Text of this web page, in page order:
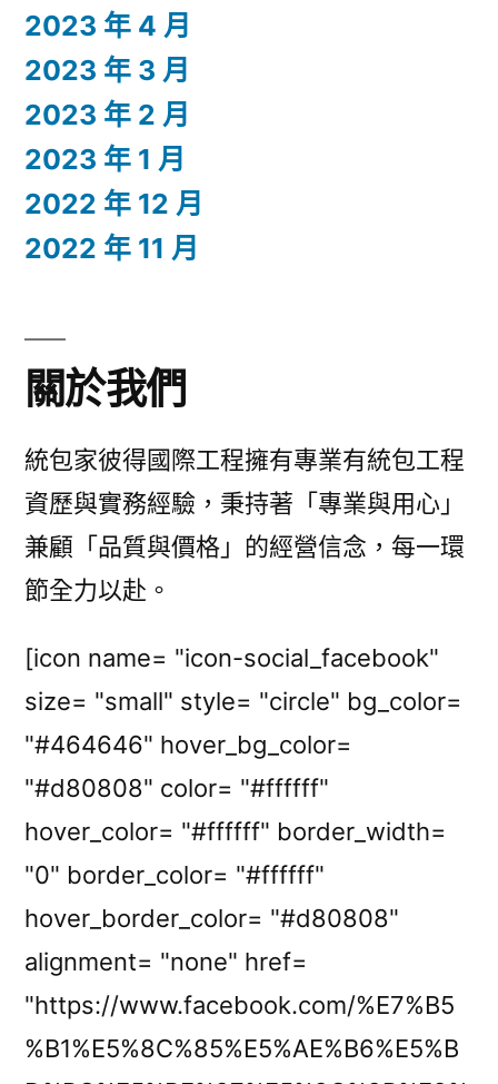
2023 年 4 月
2023 年 3 月
2023 年 2 月
2023 年 1 月
2022 年 12 月
2022 年 11 月
關於我們
統包家彼得國際工程擁有專業有統包工程
資歷與實務經驗，秉持著「專業與用心」
兼顧「品質與價格」的經營信念，每一環
節全力以赴。
[icon name= "icon-social_facebook"
size= "small" style= "circle" bg_color=
"#464646" hover_bg_color=
"#d80808" color= "#ffffff"
hover_color= "#ffffff" border_width=
"0" border_color= "#ffffff"
hover_border_color= "#d80808"
alignment= "none" href=
"https://www.facebook.com/%E7%B5
%B1%E5%8C%85%E5%AE%B6%E5%B